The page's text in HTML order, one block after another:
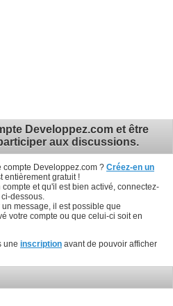
Developpez.com et être
aux discussions.
compte Developpez.com ? Créez-en un
entièrement gratuit !
et qu'il est bien activé, connectez-
dessous.
message, il est possible que
votre compte ou que celui-ci soit en
une inscription avant de pouvoir afficher